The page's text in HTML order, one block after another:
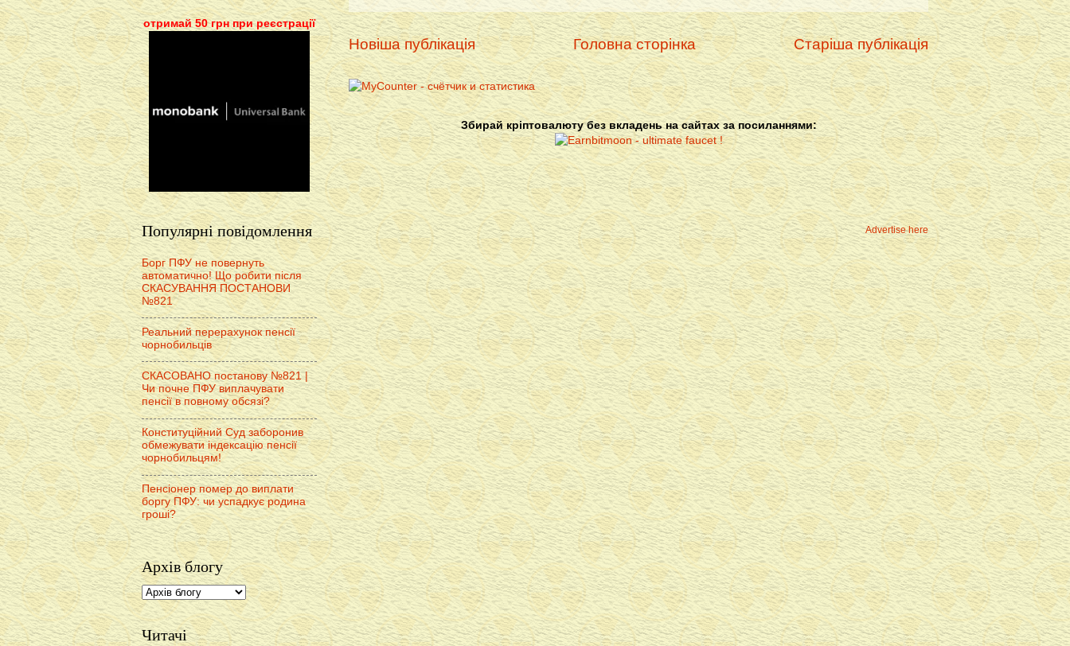
Новіша публікація Старіша публікація
Головна сторінка
Збирай кріптовалюту без вкладень на сайтах за посиланнями:
Advertise here
отримай 50 грн при реєстрації
Популярні повідомлення
Борг ПФУ не повернуть
автоматично! Що робити після
СКАСУВАННЯ ПОСТАНОВИ
№821
Реальний перерахунок пенсії
чорнобильців
СКАСОВАНО постанову №821 |
Чи почне ПФУ виплачувати
пенсії в повному обсязі?
Конституційний Суд заборонив
обмежувати індексацію пенсії
чорнобильцям!
Пенсіонер помер до виплати
боргу ПФУ: чи успадкує родина
гроші?
Архів блогу
Читачі